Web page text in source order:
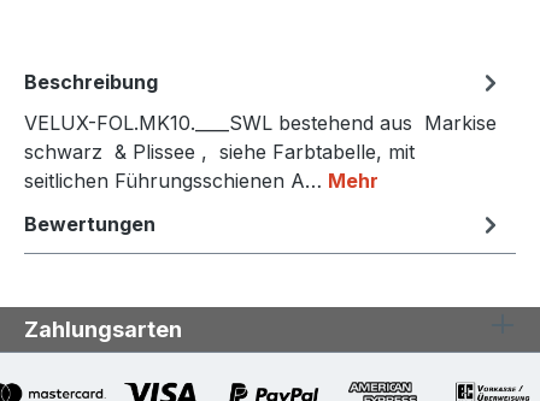
Beschreibung
VELUX-FOL.MK10.____SWL bestehend aus Markise
schwarz & Plissee , siehe Farbtabelle, mit
seitlichen Führungsschienen A… Mehr
Bewertungen
Zahlungsarten